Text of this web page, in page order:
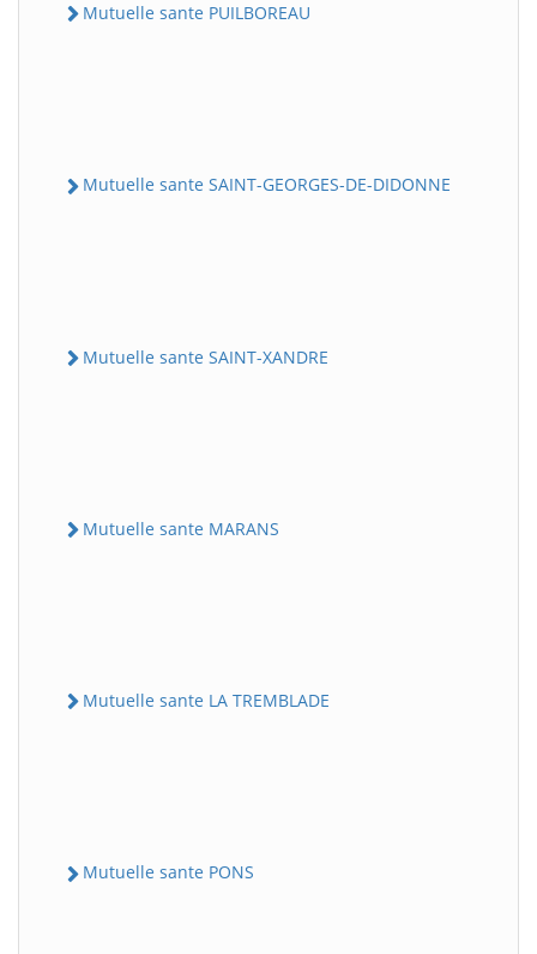
Mutuelle sante PUILBOREAU
Mutuelle sante SAINT-GEORGES-DE-DIDONNE
Mutuelle sante SAINT-XANDRE
Mutuelle sante MARANS
Mutuelle sante LA TREMBLADE
Mutuelle sante PONS